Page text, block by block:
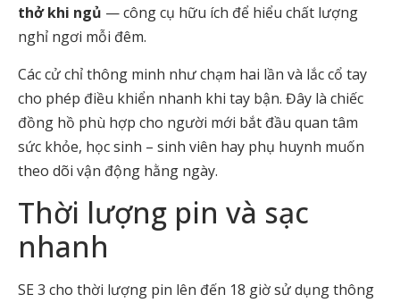
thở khi ngủ — công cụ hữu ích để hiểu chất lượng
nghỉ ngơi mỗi đêm.
Các cử chỉ thông minh như chạm hai lần và lắc cổ tay
cho phép điều khiển nhanh khi tay bận. Đây là chiếc
đồng hồ phù hợp cho người mới bắt đầu quan tâm
sức khỏe, học sinh – sinh viên hay phụ huynh muốn
theo dõi vận động hằng ngày.
Thời lượng pin và sạc
nhanh
SE 3 cho thời lượng pin lên đến 18 giờ sử dụng thông